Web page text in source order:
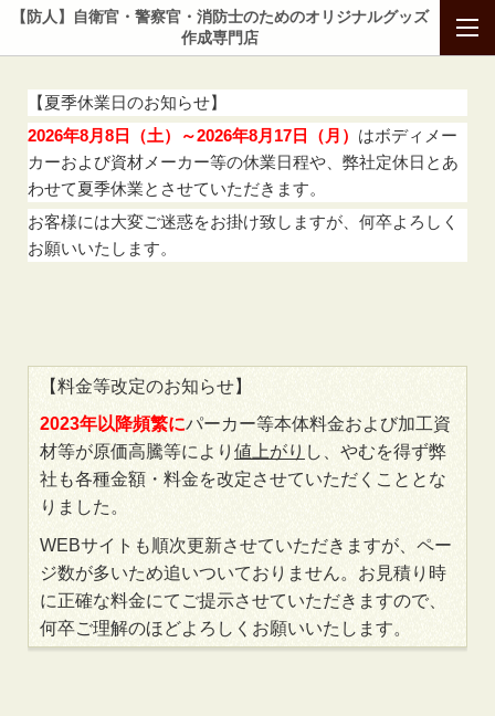
【防人】自衛官・警察官・消防士のためのオリジナルグッズ
作成専門店
【夏季休業日のお知らせ】
2026年8月8 日（土）～2026年8月17日（月） はボディメー
カーおよび資材メーカー等の休業日程や、弊社定休日とあ
わせて夏季休業とさせていただきます。
お客様には大変ご迷惑をお掛け致しますが、何卒よろしく
お願いいたします。
【料金等改定のお知らせ】
2023年以降頻繁にパーカー等本体料金および加工資
材等が原価高騰等により 値上がり し、やむを得ず弊
社も各種金額・料金を改定させていただくこととな
りました。
WEBサイトも順次更新させていただきますが、ペー
ジ数が多いため追いついておりません。お見積り時
に正確な料金にてご提示させていただきますので、
何卒ご理解のほどよろしくお願いいたします。